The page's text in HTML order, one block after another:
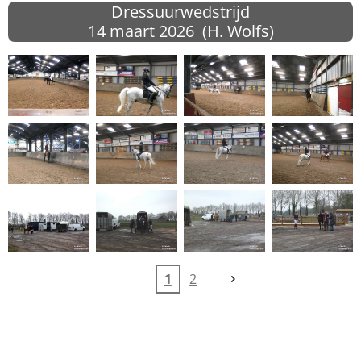
Dressuurwedstrijd
14 maart 2026 (H. Wolfs)
1 2